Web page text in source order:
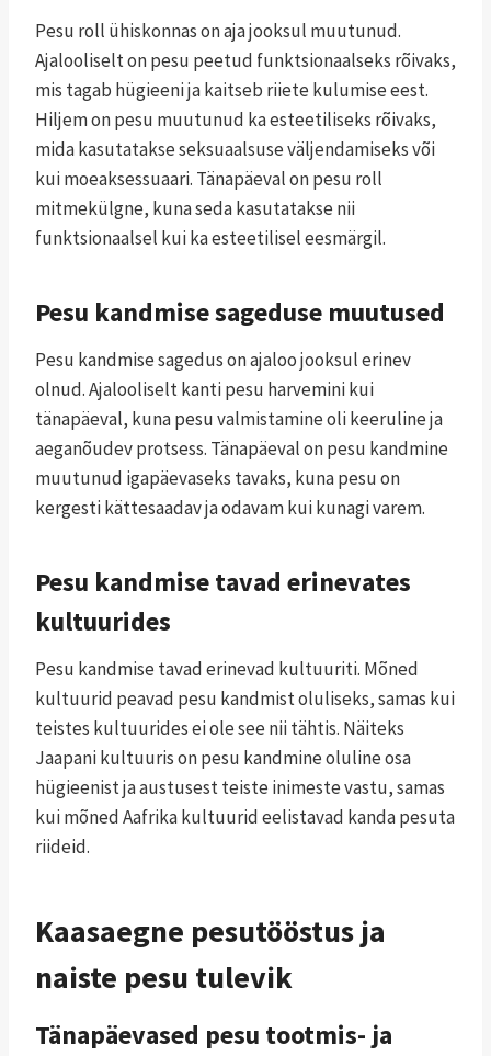
Pesu roll ühiskonnas on aja jooksul muutunud.
Ajalooliselt on pesu peetud funktsionaalseks rõivaks,
mis tagab hügieeni ja kaitseb riiete kulumise eest.
Hiljem on pesu muutunud ka esteetiliseks rõivaks,
mida kasutatakse seksuaalsuse väljendamiseks või
kui moeaksessuaari. Tänapäeval on pesu roll
mitmekülgne, kuna seda kasutatakse nii
funktsionaalsel kui ka esteetilisel eesmärgil.
Pesu kandmise sageduse muutused
Pesu kandmise sagedus on ajaloo jooksul erinev
olnud. Ajalooliselt kanti pesu harvemini kui
tänapäeval, kuna pesu valmistamine oli keeruline ja
aeganõudev protsess. Tänapäeval on pesu kandmine
muutunud igapäevaseks tavaks, kuna pesu on
kergesti kättesaadav ja odavam kui kunagi varem.
Pesu kandmise tavad erinevates
kultuurides
Pesu kandmise tavad erinevad kultuuriti. Mõned
kultuurid peavad pesu kandmist oluliseks, samas kui
teistes kultuurides ei ole see nii tähtis. Näiteks
Jaapani kultuuris on pesu kandmine oluline osa
hügieenist ja austusest teiste inimeste vastu, samas
kui mõned Aafrika kultuurid eelistavad kanda pesuta
riideid.
Kaasaegne pesutööstus ja
naiste pesu tulevik
Tänapäevased pesu tootmis- ja